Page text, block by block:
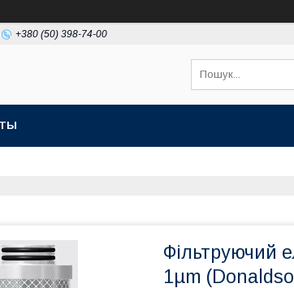
+380 (50) 398-74-00
Фільтруючий
1µm